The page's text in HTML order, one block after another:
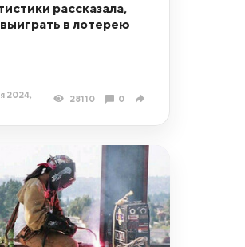
рассказала,
в лотерею
2024,
28110 0